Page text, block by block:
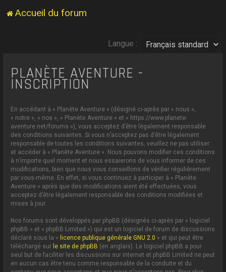
Accueil du forum
Langue :
PLANÈTE AVENTURE -
INSCRIPTION
En accédant à « Planète Aventure » (désigné ci-après par « nous »,
« notre », « nos », « Planète Aventure » et « https://www.planete-
aventure.net/forums »), vous acceptez d’être légalement responsable
des conditions suivantes. Si vous n’acceptez pas d’être légalement
responsable de toutes les conditions suivantes, veuillez ne pas utiliser
et accéder à « Planète Aventure ». Nous pouvons modifier ces conditions
à n’importe quel moment et nous essaierons de vous informer de ces
modifications, bien que nous vous conseillons de vérifier régulièrement
par vous-même. En effet, si vous continuez à participer à « Planète
Aventure » après que des modifications aient été effectuées, vous
acceptez d’être légalement responsable des conditions modifiées et
mises à jour.
Nos forums sont développés par phpBB (désignés ci-après par « logiciel
phpBB » et « phpBB Limited ») qui est un logiciel de forum de discussions
déclaré sous la « licence publique générale GNU 2.0 » et qui peut être
téléchargé sur le site de phpBB (en anglais). Le logiciel phpBB a pour
seul but de faciliter les discussions sur internet et phpBB Limited ne peut
en aucun cas être tenu comme responsable de la conduite et du